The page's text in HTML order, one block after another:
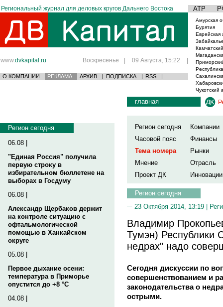
Региональный журнал для деловых кругов Дальнего Востока АТР
www.dvkapital.ru Воскресенье | 09 Августа, 15:22 |
О КОМПАНИИ РЕКЛАМА АРХИВ | ПОДПИСКА | RSS |
Амурская
Бурятия
Еврейская
Чукотский
Регион сегодня
06.08 |
"Единая Россия" получила
первую строку в
избирательном бюллетене на
выборах в Госдуму
06.08 |
Александр Щербаков держит
на контроле ситуацию с
офтальмологической
помощью в Ханкайском
округе
05.08 |
Первое дыхание осени:
температура в Приморье
опустится до +8 °C
04.08 |
главная
Регион сегодня
Компании
Часовой пояс
Финансы
Тема номера
Рынки
Мнение
Отрасль
Проект ДК
Инновации
Регион сегодня
23 Октября 2014, 13:19 |
Владимир
Тумэн) Республики
недрах" надо
Сегодня дискуссии по
совершенствованием и
законодательства о
острыми.